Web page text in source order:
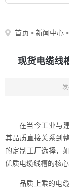
首页 > 新闻中心 >
现货电缆线
在当今工业与
其品质直接关系到
的定制工厂选择，
优质电缆线槽的核
品质上乘的电